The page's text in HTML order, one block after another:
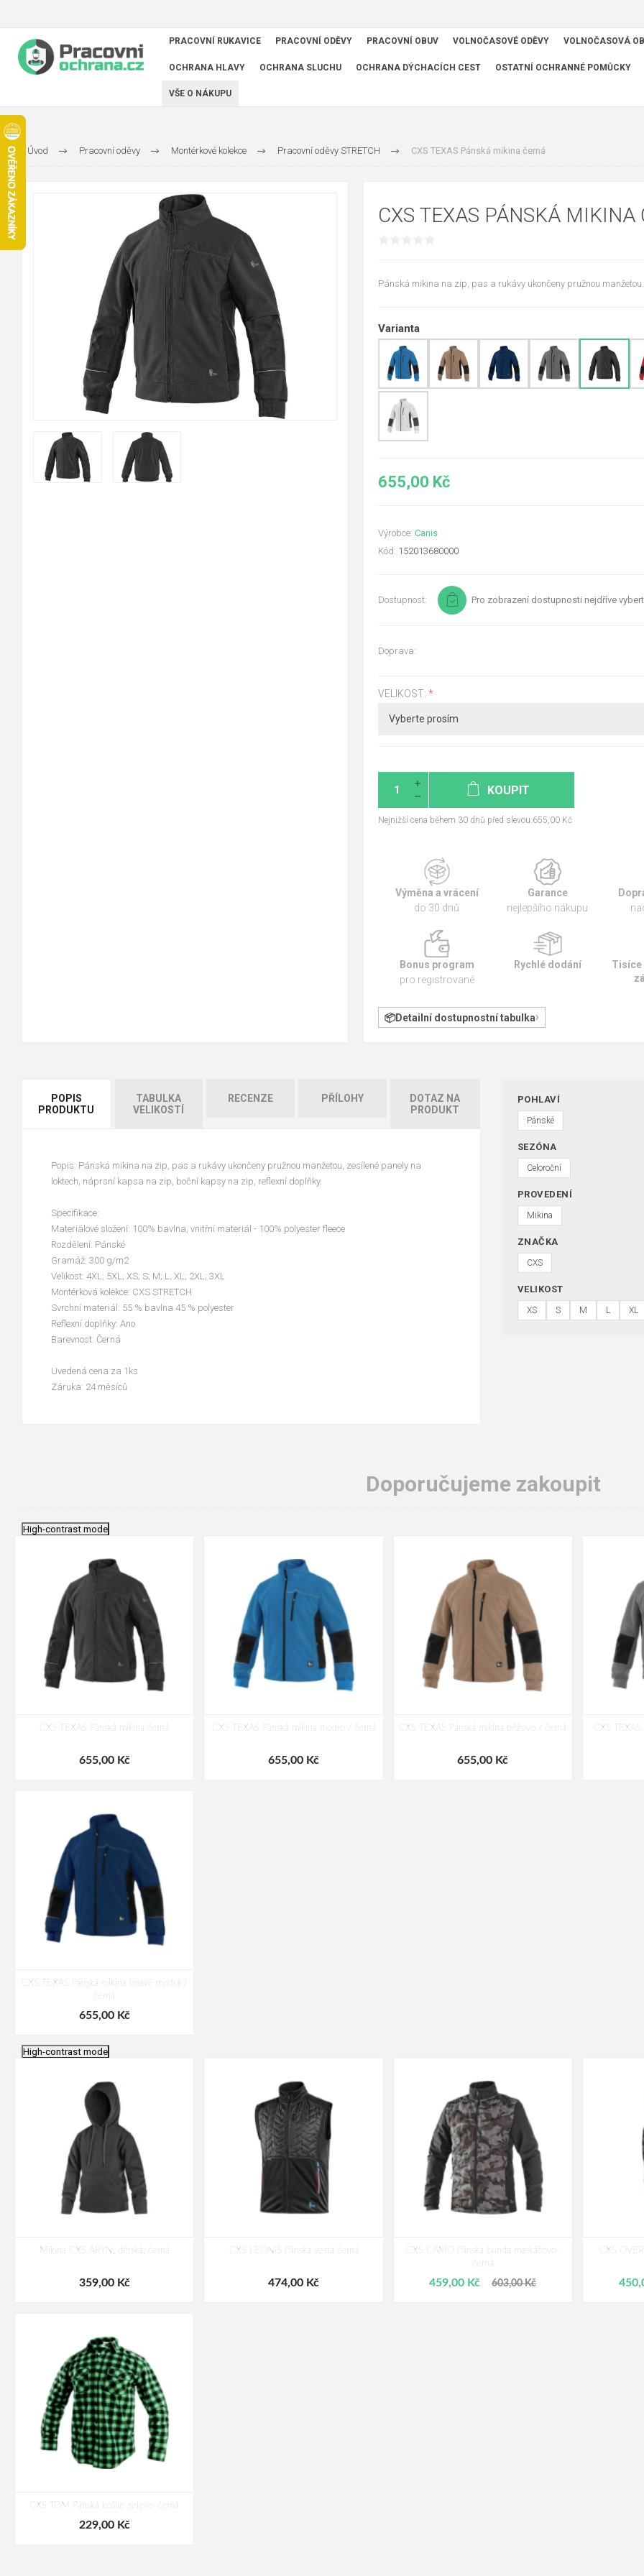
PRACOVNÍ RUKAVICE PRACOVNÍ ODĚVY PRACOVNÍ OBUV VOLNOČASOVÉ ODĚVY VOLNOČASOVÁ
OCHRANA HLAVY OCHRANA SLUCHU OCHRANA DÝCHACÍCH CEST OSTATNÍ OCHRANNÉ POMŮCKY
VŠE O NÁKUPU
Úvod Pracovní oděvy Montérkové kolekce Pracovní oděvy STRETCH CXS TEXAS Pánská mikina černá
CXS TEXAS PÁNSKÁ MIKINA
Pánská mikina na zip, pas a rukávy ukončeny pružnou manžetou.
Varianta
655,00 Kč
Výrobce: Canis
Kód: 152013680000
Dostupnost: Pro zobrazení dostupnosti nejdříve
Doprava:
VELIKOST: *
KOUPIT
Nejnižší cena během 30 dnů před slevou:655,00 Kč
Výměna a vrácení
do 30 dnů
Garance
nejlepšího nákupu
Bonus program
pro registrované
Rychlé dodání
Tisíce
Detailní dostupnostní tabulka
POPIS
PRODUKTU
TABULKA
VELIKOSTÍ
RECENZE PŘÍLOHY
DOTAZ NA
PRODUKT
Popis: Pánská mikina na zip, pas a rukávy ukončeny pružnou manžetou, zesílené panely na
loktech, náprsní kapsa na zip, boční kapsy na zip, reflexní doplňky.
Specifikace:
Materiálové složení: 100% bavlna, vnitřní materiál - 100% polyester fleece
Rozdělení: Pánské
Gramáž: 300 g/m2
Velikost: 4XL; 5XL; XS; S; M; L; XL; 2XL; 3XL
Montérková kolekce: CXS STRETCH
Svrchní materiál: 55 % bavlna 45 % polyester
Reflexní doplňky: Ano
Barevnost: Černá
Uvedená cena za 1ks
Záruka: 24 měsíců
POHLAVÍ
Pánské
SEZÓNA
Celoroční
PROVEDENÍ
Mikina
ZNAČKA
CXS
VELIKOST
XS S M L XL
Doporučujeme zakoupit
High-contrast mode
CXS TEXAS Pánská mikina černá
655,00 Kč
CXS TEXAS Pánská mikina modro / černá
655,00 Kč
CXS TEXAS Pánská mikina béžovo / černá
655,00 Kč
CXS
CXS TEXAS Pánská mikina tmavě modrá /
černá
655,00 Kč
High-contrast mode
Mikina CXS ARYN, dětská, černá
359,00 Kč
CXS LEONIS Pánská vesta černá
474,00 Kč
CXS CAMO Pánská bunda maskáčovo-
černá
459,00 Kč 603,00 Kč
CXS
CXS TOM Pánská košile zeleno-černá
229,00 Kč